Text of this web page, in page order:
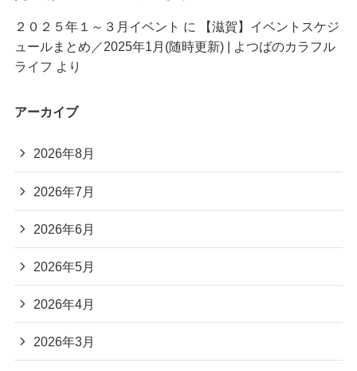
２０２５年１～３月イベント に
【滋賀】イベントスケジ
ュールまとめ／2025年1月(随時更新) | よつばのカラフル
ライフ より
アーカイブ
2026年8月
2026年7月
2026年6月
2026年5月
2026年4月
2026年3月